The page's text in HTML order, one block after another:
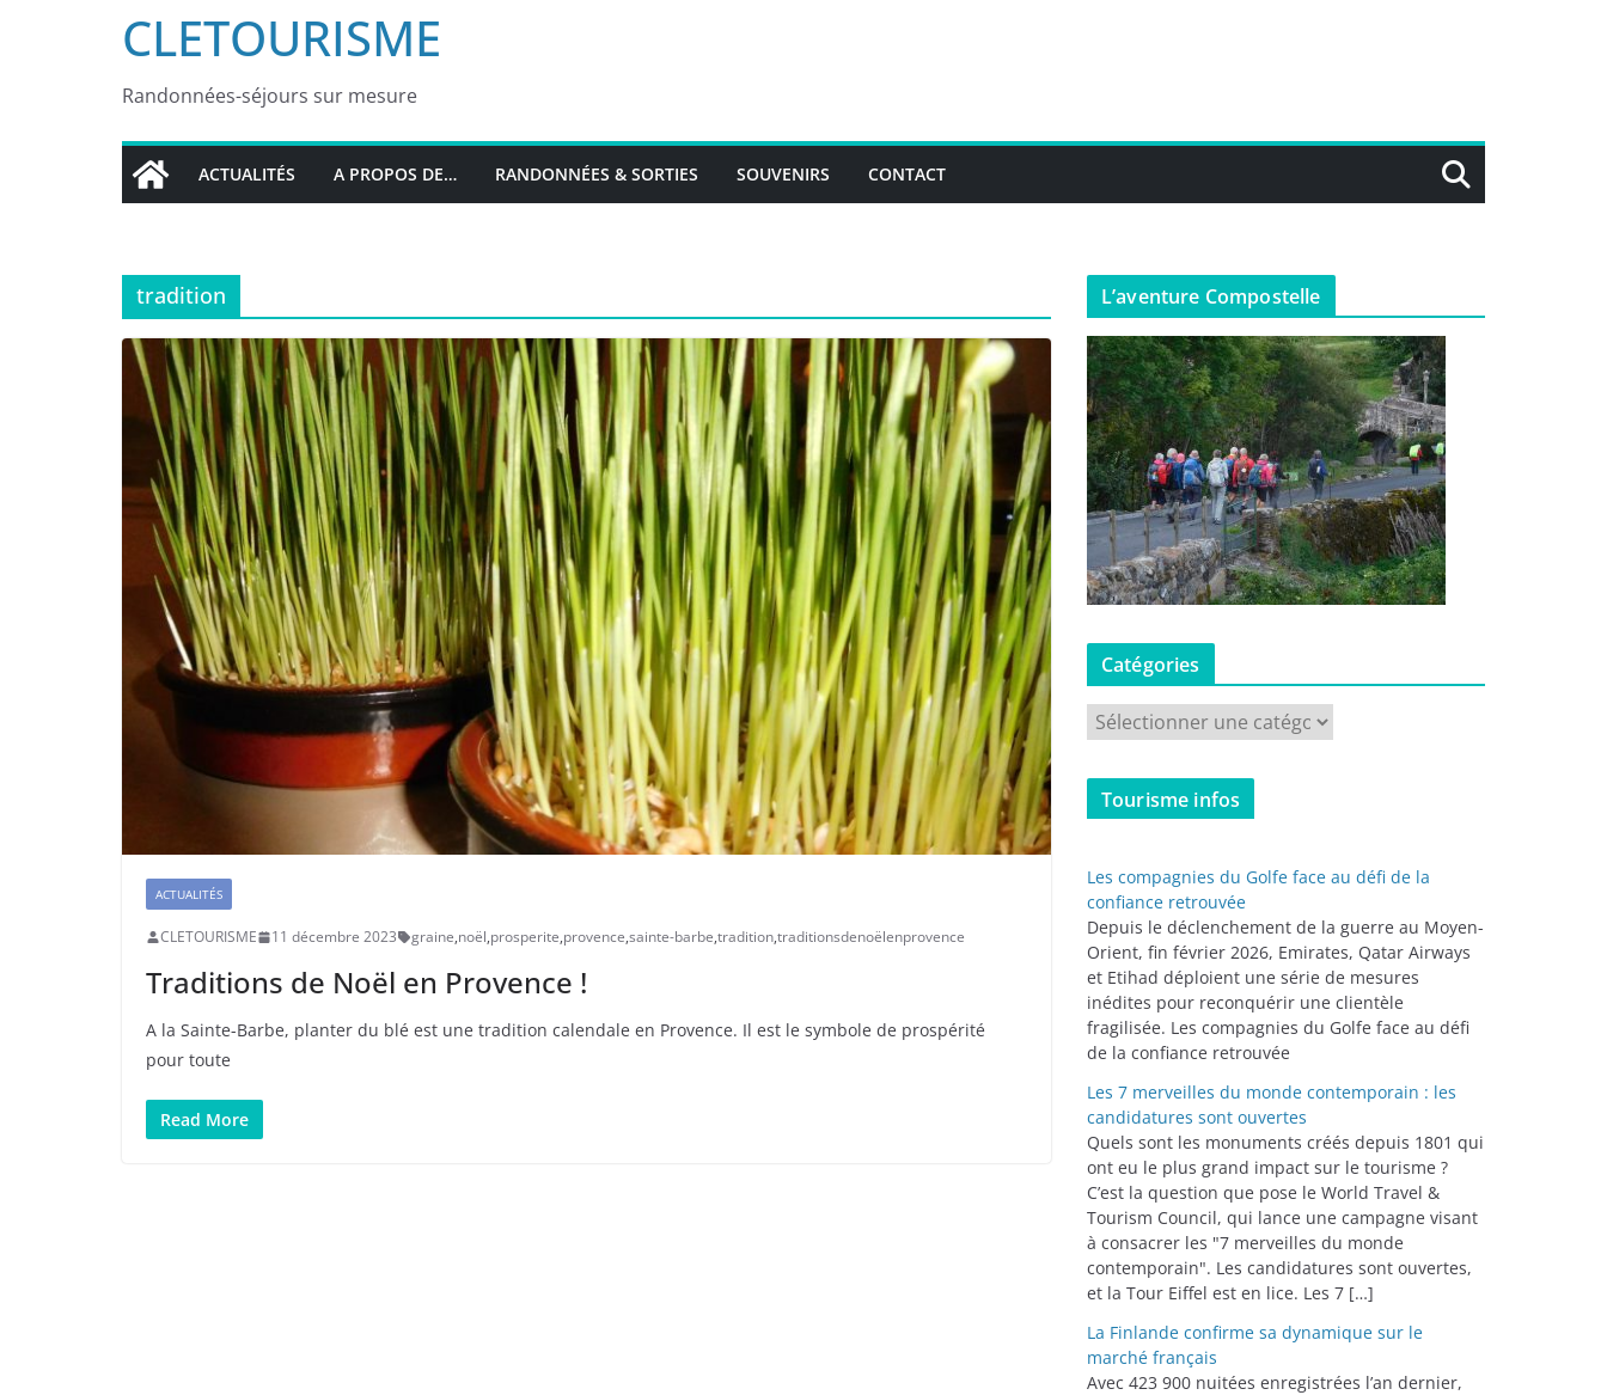
CLETOURISME
Randonnées-séjours sur mesure
ACTUALITÉS A PROPOS DE… RANDONNÉES & SORTIES SOUVENIRS CONTACT
tradition
ACTUALITÉS
CLETOURISME 11 décembre 2023 graine,noël,prosperite,provence,sainte-barbe,tradition,traditionsdenoëlenprovence
Traditions de Noël en Provence !
A la Sainte-Barbe, planter du blé est une tradition calendale en Provence. Il est le symbole de prospérité
pour toute
Read More
L’aventure Compostelle
Catégories
a
t
o
r
i
e
s
Tourisme infos
Les compagnies du Golfe face au défi de la
confiance retrouvée
Depuis le déclenchement de la guerre au Moyen-
Orient, fin février 2026, Emirates, Qatar Airways
et Etihad déploient une série de mesures
inédites pour reconquérir une clientèle
fragilisée. Les compagnies du Golfe face au défi
de la confiance retrouvée
Les 7 merveilles du monde contemporain : les
candidatures sont ouvertes
Quels sont les monuments créés depuis 1801 qui
ont eu le plus grand impact sur le tourisme ?
C’est la question que pose le World Travel &
Tourism Council, qui lance une campagne visant
à consacrer les "7 merveilles du monde
contemporain". Les candidatures sont ouvertes,
et la Tour Eiffel est en lice. Les 7 […]
La Finlande confirme sa dynamique sur le
marché français
Avec 423 900 nuitées enregistrées l’an dernier,